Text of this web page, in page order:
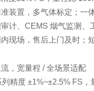
准装置，多气体标定；一
审计、CEMS 烟气监测
内现场，售后上门及时
流，宽量程 / 全场景适配
列精度 ±1%~±2.5% FS